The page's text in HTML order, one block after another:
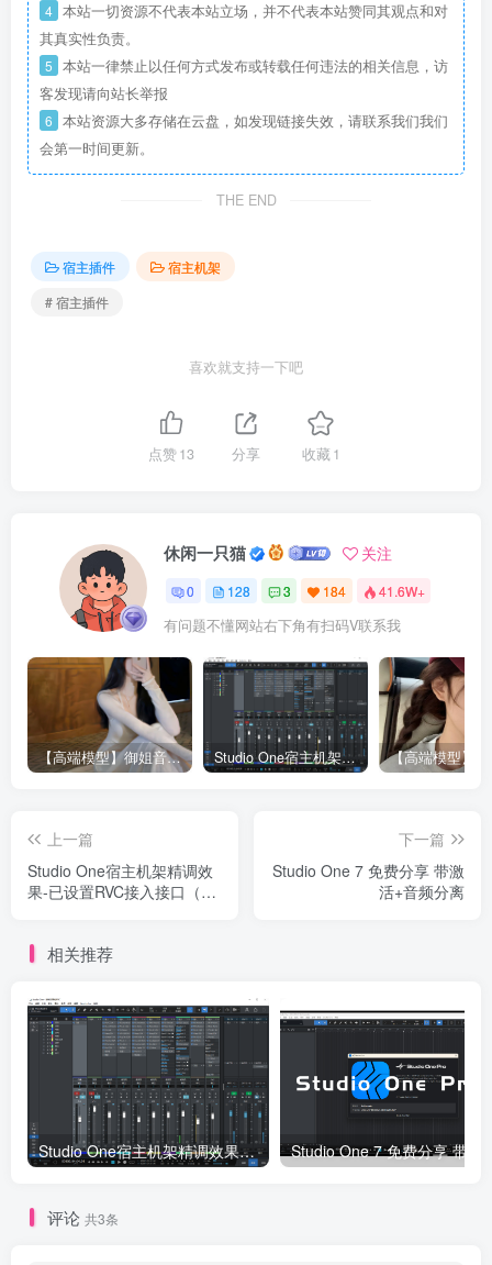
4 本站一切资源不代表本站立场，并不代表本站赞同其观点和对
其真实性负责。
5 本站一律禁止以任何方式发布或转载任何违法的相关信息，访
客发现请向站长举报
6 本站资源大多存储在云盘，如发现链接失效，请联系我们我们
会第一时间更新。
THE END
宿主插件
宿主机架
# 宿主插件
喜欢就支持一下吧
点赞13 分享 收藏1
休闲一只猫 关注
0 128 3 184 41.6W+
有问题不懂网站右下角有扫码V联系我
【高端模型】御姐音RVC模型 多个精品模型合并 支持唱歌 Studio One宿主机架精调效果-已设置RVC接入接口（包含插件包）
上一篇
Studio One宿主机架精调效
果-已设置RVC接入接口（包
下一篇
Studio One 7 免费分享 带激
活+音频分离
相关推荐
Studio One宿主机架精调效果-已设置RVC接入接口（包含插件包）
评论 共3条